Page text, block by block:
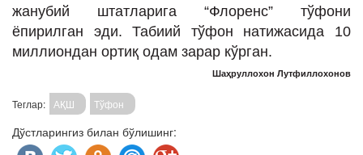
жанубий штатларига “Флоренс” тўфони
ёпирилган эди. Табиий тўфон натижасида 10
миллиондан ортиқ одам зарар кўрган.
Шаҳруллохон Лутфиллохонов
Теглар: АҚШ Тўфон
Дўстларингиз билан бўлишинг: